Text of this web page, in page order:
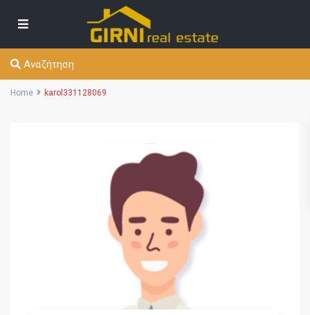
Αναζήτηση
Home karol331128069